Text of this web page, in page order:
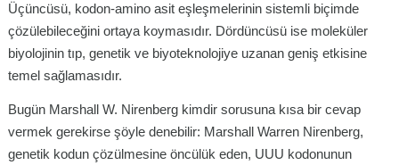
Üçüncüsü, kodon-amino asit eşleşmelerinin sistemli biçimde
çözülebileceğini ortaya koymasıdır. Dördüncüsü ise moleküler
biyolojinin tıp, genetik ve biyoteknolojiye uzanan geniş etkisine
temel sağlamasıdır.
Bugün Marshall W. Nirenberg kimdir sorusuna kısa bir cevap
vermek gerekirse şöyle denebilir: Marshall Warren Nirenberg,
genetik kodun çözülmesine öncülük eden, UUU kodonunun